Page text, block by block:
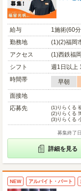
給与
1施術(60
勤務地
(1)(2)福岡
アクセス
(1)西鉄福
シフト
週1日以上
時間帯
早朝
面接地
応募先
(1)りらくる
(2)りらくる
(3)りらくる
募集終了
詳細を見る
NEW アルバイト・パート